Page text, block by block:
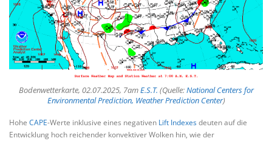
Bodenwetterkarte, 02.07.2025, 7amE.S.T. (Quelle:National Centers for
Environmental Prediction, Weather Prediction Center)
Hohe CAPE-Werte inklusive eines negativen Lift Indexesdeuten auf die
Entwicklung hoch reichender konvektiver Wolken hin, wie der